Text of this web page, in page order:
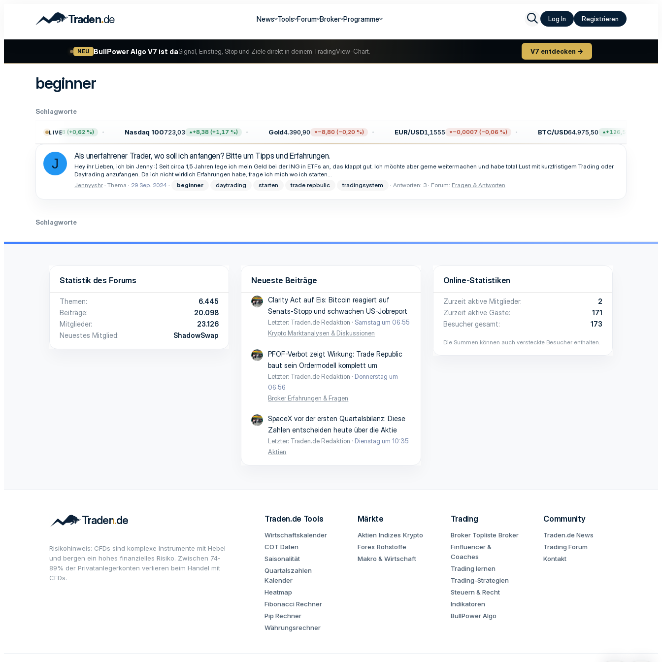
Traden.de News Tools Forum Broker Programme Log In Registrieren
NEU BullPower Algo V7 ist daSignal, Einstieg, Stop und Ziele direkt in deinem TradingView-Chart. V7 entdecken →
beginner
Schlagworte
LIVE
+47,68 (+0,62 %) Nasdaq 100723,03 +8,38 (+1,17 %) Gold4.390,90 −8,80 (−0,20 %) EUR/USD1,1555 −0,0007 (−0,06 %) BTC/USD64.975,50 +126,59 (+0,20 %)
J Als unerfahrener Trader, wo soll ich anfangen? Bitte um Tipps und Erfahrungen.
Hey ihr Lieben, ich bin Jenny :) Seit circa 1,5 Jahren lege ich mein Geld bei der ING in ETFs an, das klappt gut. Ich möchte aber gerne weitermachen und habe total Lust mit kurzfristigem Trading oder
Daytrading anzufangen. Da ich nicht wirklich Erfahrungen habe, frage ich mich wo ich starten...
Jennyyshr Thema 29 Sep. 2024 beginner daytrading starten trade repbulic tradingsystem Antworten: 3 Forum: Fragen & Antworten
Schlagworte
Statistik des Forums
Themen
6.445
Beiträge
20.098
Mitglieder
23.126
Neuestes Mitglied
ShadowSwap
Neueste Beiträge
Clarity Act auf Eis: Bitcoin reagiert auf
Senats-Stopp und schwachen US-Jobreport
Letzter: Traden.de Redaktion
Samstag um 06:55
Krypto Marktanalysen & Diskussionen
PFOF-Verbot zeigt Wirkung: Trade Republic
baut sein Ordermodell komplett um
Letzter: Traden.de Redaktion
Donnerstag um
06:56
Broker Erfahrungen & Fragen
SpaceX vor der ersten Quartalsbilanz: Diese
Zahlen entscheiden heute über die Aktie
Letzter: Traden.de Redaktion
Dienstag um 10:35
Aktien
Online-Statistiken
Zurzeit aktive Mitglieder
2
Zurzeit aktive Gäste
171
Besucher gesamt
173
Die Summen können auch versteckte Besucher enthalten.
Risikohinweis: CFDs sind komplexe Instrumente mit Hebel
und bergen ein hohes finanzielles Risiko. Zwischen 74-
89% der Privatanlegerkonten verlieren beim Handel mit
CFDs.
Traden.de Tools
Wirtschaftskalender
COT Daten
Saisonalität
Quartalszahlen
Kalender
Heatmap
Fibonacci Rechner
Pip Rechner
Währungsrechner
Märkte
Aktien Indizes Krypto
Forex Rohstoffe
Makro & Wirtschaft
Trading
Broker Topliste Broker
Finfluencer &
Coaches
Trading lernen
Trading-Strategien
Steuern & Recht
Indikatoren
BullPower Algo
Community
Traden.de News
Trading Forum
Kontakt